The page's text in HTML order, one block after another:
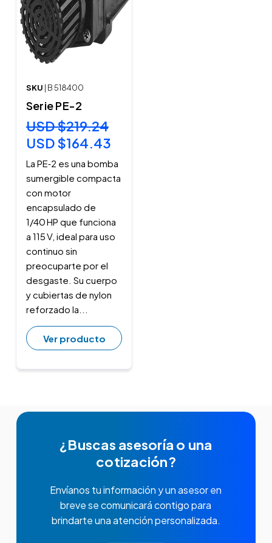
SKU | B 518400
Serie PE-2
USD $219.24
USD $164.43
La PE‑2 es una bomba
sumergible compacta
con motor
encapsulado de
1/40 HP que funciona
a 115 V, ideal para uso
continuo sin
preocuparte por el
desgaste. Su cuerpo
y cubiertas de nylon
reforzado la...
Ver producto
¿Buscas asesoría o una
cotización?
Envíanos tu información y un asesor en
breve se comunicará contigo para
brindarte una atención personalizada.